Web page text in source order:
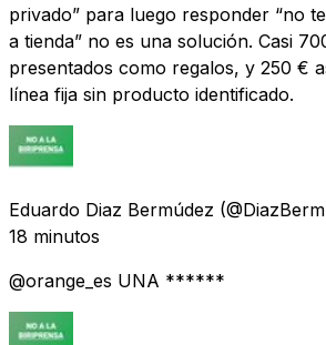
privado” para luego responder “no
a tienda” no es una solución. Casi
presentados como regalos, y 250 €
línea fija sin producto identificado.
Eduardo Diaz Bermúdez
18 minutos
@orange_es UNA ******